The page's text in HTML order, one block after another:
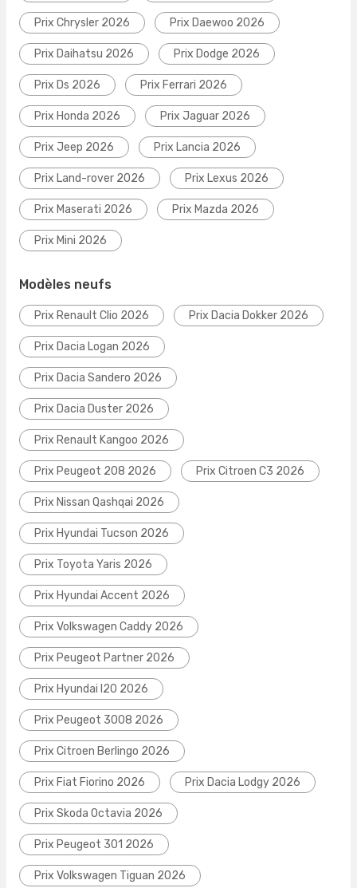
Prix Chrysler 2026 Prix Daewoo 2026
Prix Daihatsu 2026 Prix Dodge 2026
Prix Ds 2026 Prix Ferrari 2026
Prix Honda 2026 Prix Jaguar 2026
Prix Jeep 2026 Prix Lancia 2026
Prix Land-rover 2026 Prix Lexus 2026
Prix Maserati 2026 Prix Mazda 2026
Prix Mini 2026
Modèles neufs
Prix Renault Clio 2026 Prix Dacia Dokker 2026
Prix Dacia Logan 2026
Prix Dacia Sandero 2026
Prix Dacia Duster 2026
Prix Renault Kangoo 2026
Prix Peugeot 208 2026 Prix Citroen C3 2026
Prix Nissan Qashqai 2026
Prix Hyundai Tucson 2026
Prix Toyota Yaris 2026
Prix Hyundai Accent 2026
Prix Volkswagen Caddy 2026
Prix Peugeot Partner 2026
Prix Hyundai I20 2026
Prix Peugeot 3008 2026
Prix Citroen Berlingo 2026
Prix Fiat Fiorino 2026 Prix Dacia Lodgy 2026
Prix Skoda Octavia 2026
Prix Peugeot 301 2026
Prix Volkswagen Tiguan 2026